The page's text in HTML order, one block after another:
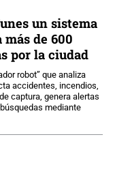
un sistema
de 600
por la ciudad
robot” que analiza
accidentes, incendios,
captura, genera alertas
mediante